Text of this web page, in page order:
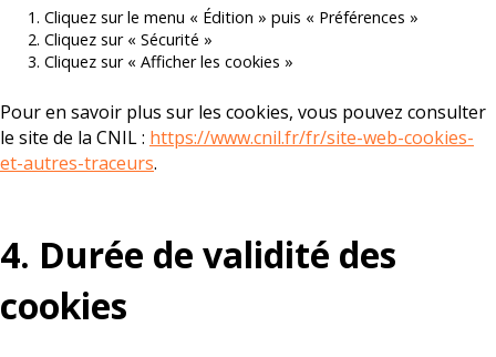
Cliquez sur le menu « Édition » puis « Préférences »
Cliquez sur « Sécurité »
Cliquez sur « Afficher les cookies »
Pour en savoir plus sur les cookies, vous pouvez consulter
le site de la CNIL : https://www.cnil.fr/fr/site-web-cookies-
et-autres-traceurs.
4. Durée de validité des
cookies